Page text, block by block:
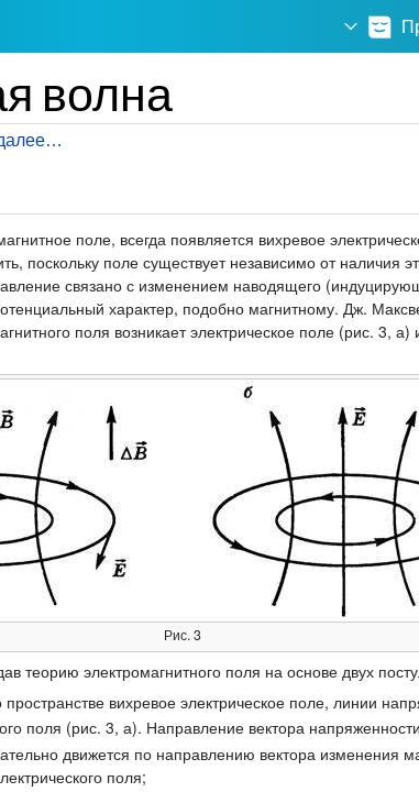
волна
поле, всегда появляется вихревое
поскольку поле существует независимо от наличия
связано с изменением наводящего
характер, подобно магнитному. Дж.
поля возникает электрическое поле (рис. 3,
Рис. 3
теорию электромагнитного поля на основе двух
вихревое электрическое поле, линии
поля (рис. 3, а). Направление вектора напряженности
движется по направлению вектора изменения
поля;